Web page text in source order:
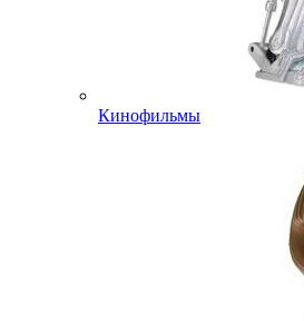
Кинофильмы